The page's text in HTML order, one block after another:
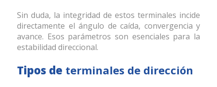
Sin duda, la integridad de estos terminales incide
directamente el ángulo de caída, convergencia y
avance. Esos parámetros son esenciales para la
estabilidad direccional.
Tipos de terminales de dirección